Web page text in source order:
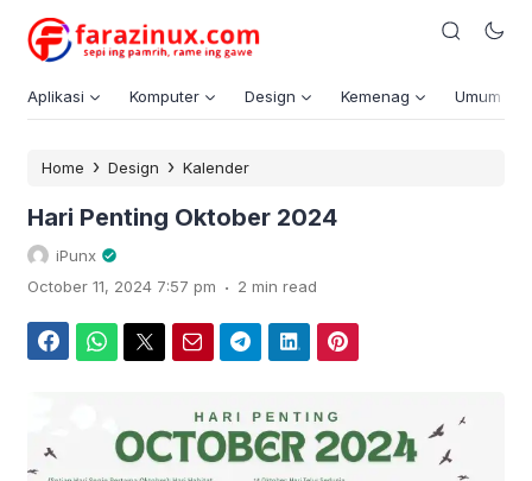
Aplikasi Komputer Design Kemenag Umum
Home › Design › Kalender
Hari Penting Oktober 2024
iPunx
October 11, 2024 7:57 pm . 2 min read